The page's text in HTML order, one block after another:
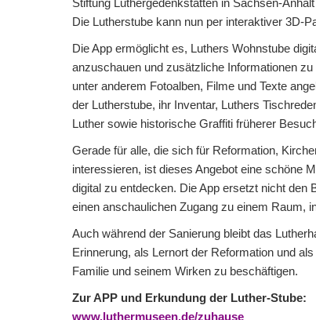
Stiftung Luthergedenkstätten in Sachsen-
Die Lutherstube kann nun per interaktiver 3D-
Die App ermöglicht es, Luthers Wohnstube
anzuschauen und zusätzliche Informationen
unter anderem Fotoalben, Filme und Texte
der Lutherstube, ihr Inventar, Luthers
Luther sowie historische Graffiti früherer
Gerade für alle, die sich für Reformation,
interessieren, ist dieses Angebot eine schöne
digital zu entdecken. Die App ersetzt nicht den
einen anschaulichen Zugang zu einem Raum,
Auch während der Sanierung bleibt das
Erinnerung, als Lernort der Reformation und
Familie und seinem Wirken zu beschäftigen.
Zur APP und Erkundung der Luther-Stube:
www.luthermuseen.de/zuhause